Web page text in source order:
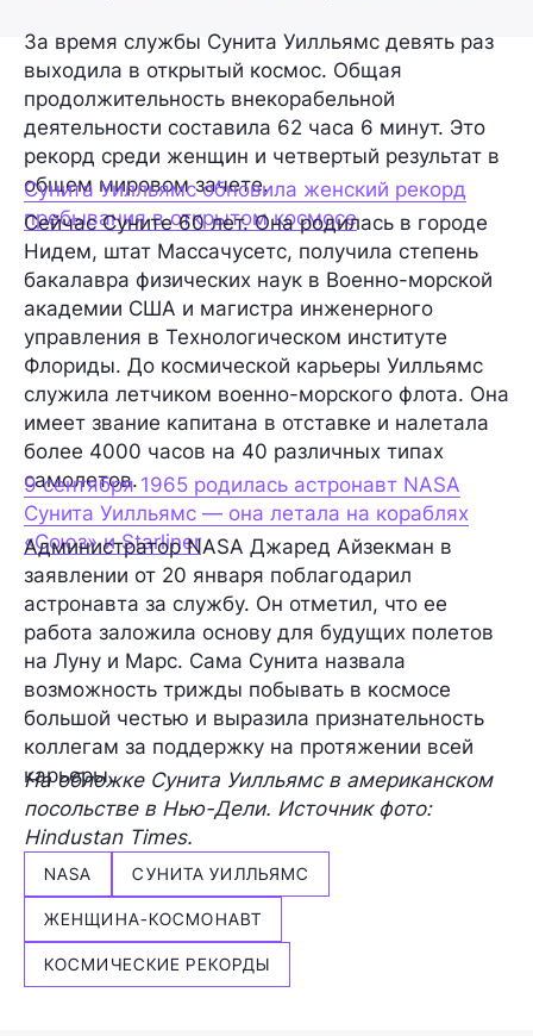
За время службы Сунита Уилльямс девять раз
выходила в открытый космос. Общая
продолжительность внекорабельной
деятельности составила 62 часа 6 минут. Это
рекорд среди женщин и четвертый результат в
общем мировом зачете.
Сунита Уилльямс обновила женский рекорд
пребывания в открытом космосе
Сейчас Суните 60 лет. Она родилась в городе
Нидем, штат Массачусетс, получила степень
бакалавра физических наук в Военно-морской
академии США и магистра инженерного
управления в Технологическом институте
Флориды. До космической карьеры Уилльямс
служила летчиком военно-морского флота. Она
имеет звание капитана в отставке и налетала
более 4000 часов на 40 различных типах
самолетов.
9 сентября 1965 родилась астронавт NASA
Сунита Уилльямс — она летала на кораблях
«Союз» и Starliner
Администратор NASA Джаред Айзекман в
заявлении от 20 января поблагодарил
астронавта за службу. Он отметил, что ее
работа заложила основу для будущих полетов
на Луну и Марс. Сама Сунита назвала
возможность трижды побывать в космосе
большой честью и выразила признательность
коллегам за поддержку на протяжении всей
карьеры.
На обложке Сунита Уилльямс в американском
посольстве в Нью-Дели. Источник фото:
Hindustan Times.
NASA СУНИТА УИЛЛЬЯМС
ЖЕНЩИНА-КОСМОНАВТ
КОСМИЧЕСКИЕ РЕКОРДЫ